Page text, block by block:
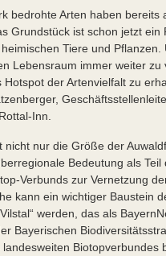
bedrohte Arten haben bereits
Grundstück ist schon jetzt ein
Tiere und Pflanzen.
Lebensraum immer weiter zu
Hotspot der Artenvielfalt zu
Inn.
nicht nur die Größe der
Bedeutung als Teil
Verbunds zur Vernetzung
kann ein wichtiger Baustein
Vilstal“ werden, das als
Bayerischen
Biotopverbundes